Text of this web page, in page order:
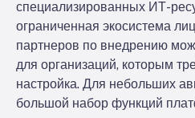
специализированных ИТ-
ограниченная экосистема
партнеров по внедрению
для организаций, которым
настройка. Для небольших
большой набор функций